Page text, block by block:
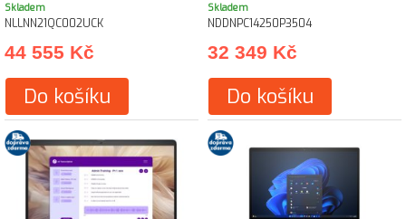
Skladem
NLLNN21QC002UCK
44 555 Kč
Do košíku
Skladem
NDDNPC14250P3504
32 349 Kč
Do košíku